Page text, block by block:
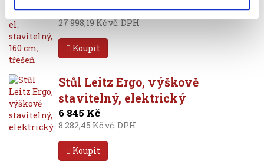
23 139 Kč
27 998,19 Kč vč. DPH
Koupit
Stůl Leitz Ergo, výškově
stavitelný, elektrický
6 845 Kč
8 282,45 Kč vč. DPH
Koupit